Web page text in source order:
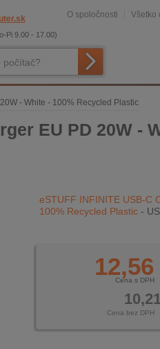
Pi 9.00 - 17.00)
O spoločnosti Všetko
- White - 100% Recycled Plastic
EU PD 20W -
eSTUFF INFINITE USB-C
100% Recycled Plastic-
12,56
Cena s DPH
Cena bez DPH